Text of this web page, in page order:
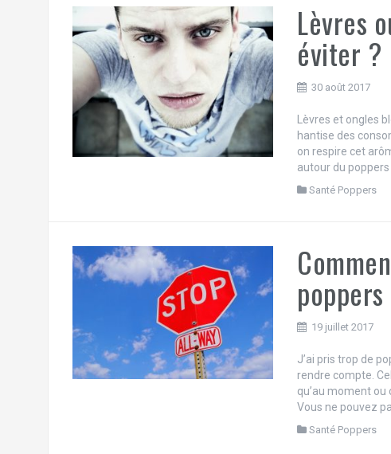
Lèvres
éviter ?
30 août 2017
Lèvres et ongles
hantise des
on respire cet
autour du
Santé Poppers
19 juillet 2017
J’ai pris trop de
rendre compte.
qu’au moment ou
Vous ne pouvez
Santé Poppers